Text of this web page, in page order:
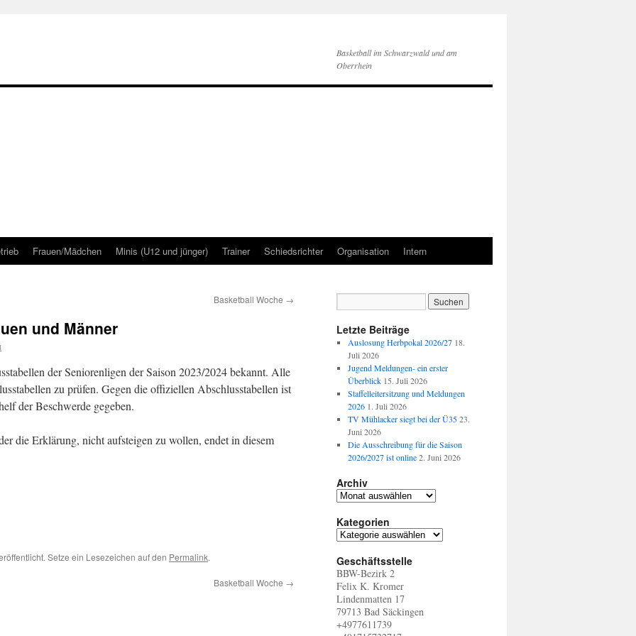
Basketball im Schwarzwald und am
Oberrhein
Frauen/Mädchen Minis (U12 und jünger) Trainer Schiedsrichter Organisation Intern
Basketball Woche →
und Männer
der Seniorenligen der Saison 2023/2024 bekannt. Alle
zu prüfen. Gegen die offiziellen Abschlusstabellen ist
der Beschwerde gegeben.
die Erklärung, nicht aufsteigen zu wollen, endet in diesem
Setze ein Lesezeichen auf den Permalink.
Basketball Woche →
Letzte Beiträge
Auslosung Herbpokal 2026/27 18.
Juli 2026
Jugend Meldungen- ein erster
Überblick 15. Juli 2026
Staffelleitersitzung und Meldungen
2026 1. Juli 2026
TV Mühlacker siegt bei der Ü35 23.
Juni 2026
Die Ausschreibung für die Saison
2026/2027 ist online 2. Juni 2026
Archiv
A
c
v
Kategorien
K
t
e
g
o
r
i
Geschäftsstelle
BBW-Bezirk 2
Felix K. Kromer
Lindenmatten 17
79713 Bad Säckingen
+4977611739